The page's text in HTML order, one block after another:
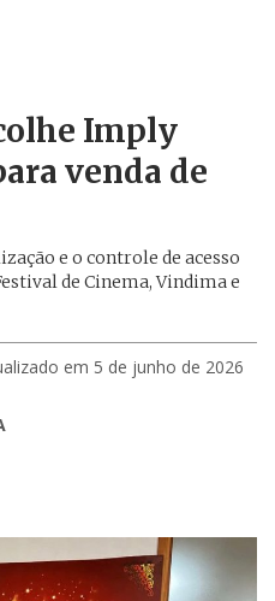
Imply
venda de
e o controle de acesso
de Cinema, Vindima e
em 5 de junho de 2026